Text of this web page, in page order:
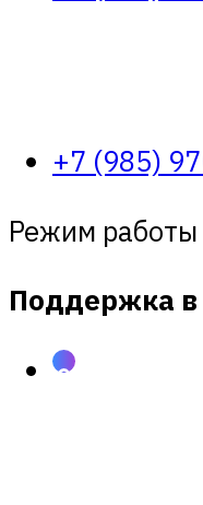
+7 (985)
Режим
Поддержка